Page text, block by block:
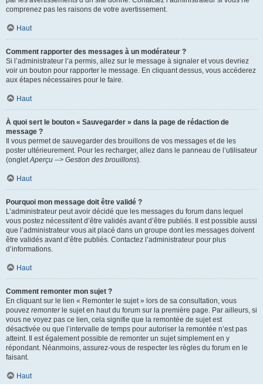
comprenez pas les raisons de votre avertissement.
Haut
Comment rapporter des messages à un modérateur ?
Si l’administrateur l’a permis, allez sur le message à signaler et vous devriez
voir un bouton pour rapporter le message. En cliquant dessus, vous accéderez
aux étapes nécessaires pour le faire.
Haut
À quoi sert le bouton « Sauvegarder » dans la page de rédaction de
message ?
Il vous permet de sauvegarder des brouillons de vos messages et de les
poster ultérieurement. Pour les recharger, allez dans le panneau de l’utilisateur
(ongletAperçu --> Gestion des brouillons).
Haut
Pourquoi mon message doit être validé ?
L’administrateur peut avoir décidé que les messages du forum dans lequel
vous postez nécessitent d’être validés avant d’être publiés. Il est possible aussi
que l’administrateur vous ait placé dans un groupe dont les messages doivent
être validés avant d’être publiés. Contactez l’administrateur pour plus
d’informations.
Haut
Comment remonter mon sujet ?
En cliquant sur le lien « Remonter le sujet » lors de sa consultation, vous
pouvez remonterle sujet en haut du forum sur la première page. Par ailleurs, si
vous ne voyez pas ce lien, cela signifie que la remontée de sujet est
désactivée ou que l’intervalle de temps pour autoriser la remontée n’est pas
atteint. Il est également possible de remonter un sujet simplement en y
répondant. Néanmoins, assurez-vous de respecter les règles du forum en le
faisant.
Haut